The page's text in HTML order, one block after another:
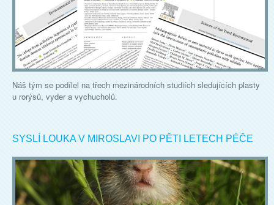
Náš tým se podílel na třech mezinárodních studiích sledujících plasty
u rorýsů, vyder a vychucholů.
SYSLÍ LOUKA V MIROSLAVI PO PĚTI LETECH PÉČE